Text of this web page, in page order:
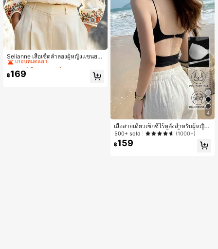
Selianne เสื้อเชิ้ตลำลองผู้หญิงแขนยา
ว คอวีเว้า ลายดอกไม้
#2 ขายดี
ใน งานปัก เสื้อทำงาน
เกือบหมดแล้ว!
#2 ขายดี ใน งานปัก เสื้อทำงาน
เกือบหมดแล้ว!
#2 ขายดี ใน งานปัก เสื้อทำงาน
เกือบหมดแล้ว!
฿169
4
เสื้อสายเดี่ยวเซ็กซี่ไร้หลังสำหรับผู้หญิง
พร้อมบราแบบมีฟองน้ำ, เสื้อกล้ามแขน
กุด, เสื้อลำลองสีดำสำหรับฤดูร้อน
500+ sold (1000+)
฿159